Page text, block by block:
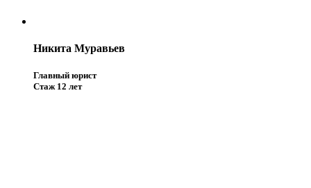
Никита Муравьев
Главный юрист
Стаж 12 лет